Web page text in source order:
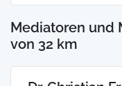
Mediatoren und
von 32 km